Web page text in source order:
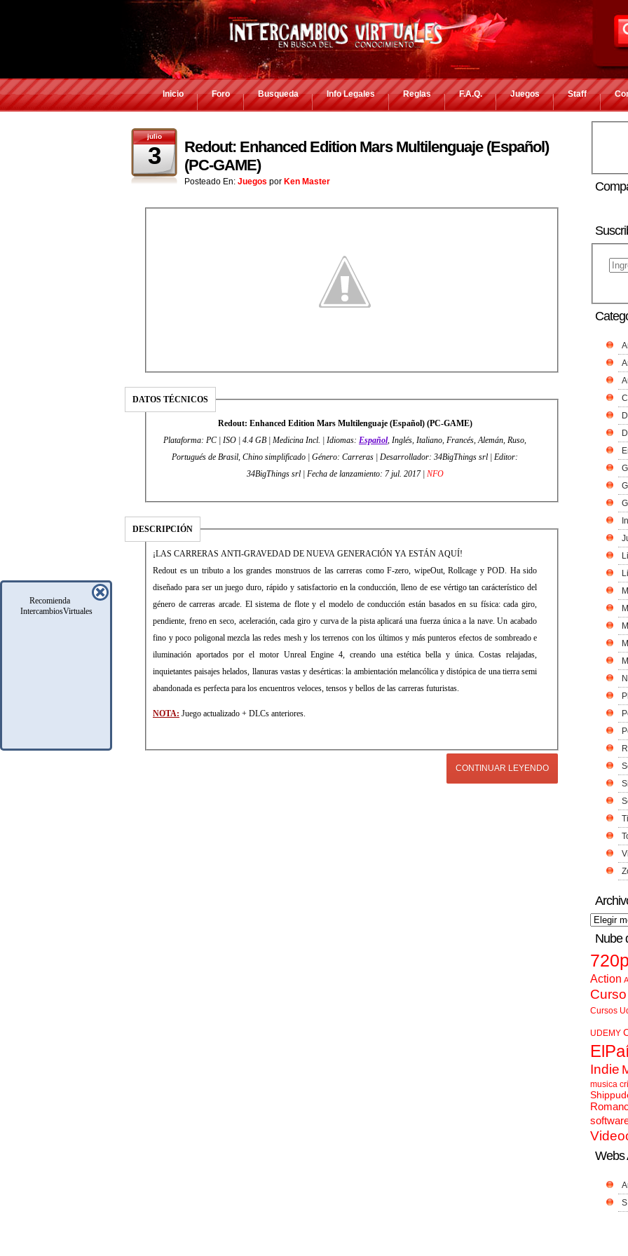
Recomienda
IntercambiosVirtuales
Inicio Foro Busqueda Info Legales Reglas F.A.Q. Juegos Staff
julio
3
Redout: Enhanced Edition Mars Multilenguaje (Español)
(PC-GAME)
Posteado En: Juegos por Ken Master
DATOS TÉCNICOS
Redout: Enhanced Edition Mars Multilenguaje (Español) (PC-GAME)
Plataforma: PC | ISO | 4.4 GB | Medicina Incl. | Idiomas: Español, Inglés, Italiano, Francés, Alemán, Ruso,
Portugués de Brasil, Chino simplificado | Género: Carreras | Desarrollador: 34BigThings srl | Editor:
34BigThings srl | Fecha de lanzamiento: 7 jul. 2017 | NFO
DESCRIPCIÓN
¡LAS CARRERAS ANTI-GRAVEDAD DE NUEVA GENERACIÓN YA ESTÁN AQUÍ!
Redout es un tributo a los grandes monstruos de las carreras como F-zero, wipeOut, Rollcage y POD. Ha sido
diseñado para ser un juego duro, rápido y satisfactorio en la conducción, lleno de ese vértigo tan carácterístico del
género de carreras arcade. El sistema de flote y el modelo de conducción están basados en su física: cada giro,
pendiente, freno en seco, aceleración, cada giro y curva de la pista aplicará una fuerza única a la nave. Un acabado
fino y poco poligonal mezcla las redes mesh y los terrenos con los últimos y más punteros efectos de sombreado e
iluminación aportados por el motor Unreal Engine 4, creando una estética bella y única. Costas relajadas,
inquietantes paisajes helados, llanuras vastas y desérticas: la ambientación melancólica y distópica de una tierra semi
abandonada es perfecta para los encuentros veloces, tensos y bellos de las carreras futuristas.
NOTA: Juego actualizado + DLCs anteriores.
CONTINUAR LEYENDO
Nube
Action
Cursos
UDEMY
Indie
musica
Webs